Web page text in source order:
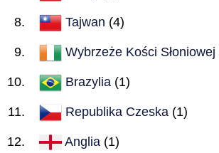
Tajwan (4)
Wybrzeże Kości Słoniowej
Brazylia (1)
Republika Czeska (1)
Anglia (1)